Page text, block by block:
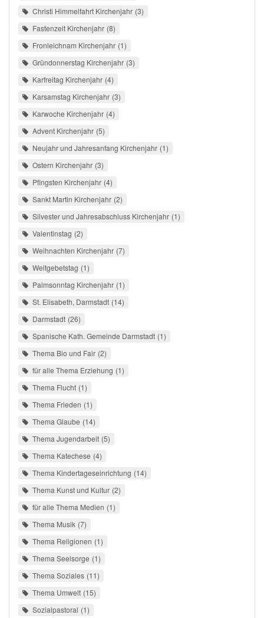
Christi Himmelfahrt Kirchenjahr 3
Fastenzeit Kirchenjahr 8
Fronleichnam Kirchenjahr 1
Gründonnerstag Kirchenjahr 3
Karfreitag Kirchenjahr 4
Karsamstag Kirchenjahr 3
Karwoche Kirchenjahr 4
Advent Kirchenjahr 5
Neujahr und Jahresanfang Kirchenjahr 1
Ostern Kirchenjahr 3
Pfingsten Kirchenjahr 4
Sankt Martin Kirchenjahr 2
Silvester und Jahresabschluss Kirchenjahr 1
Valentinstag 2
Weihnachten Kirchenjahr 7
Weltgebetstag 1
Palmsonntag Kirchenjahr 1
St. Elisabeth, Darmstadt 14
Darmstadt 26
Spanische Kath. Gemeinde Darmstadt 1
Thema Bio und Fair 2
für alle Thema Erziehung 1
Thema Flucht 1
Thema Frieden 1
Thema Glaube 14
Thema Jugendarbeit 5
Thema Katechese 4
Thema Kindertageseinrichtung 14
Thema Kunst und Kultur 2
für alle Thema Medien 1
Thema Musik 7
Thema Religionen 1
Thema Seelsorge 1
Thema Soziales 11
Thema Umwelt 15
Sozialpastoral 1